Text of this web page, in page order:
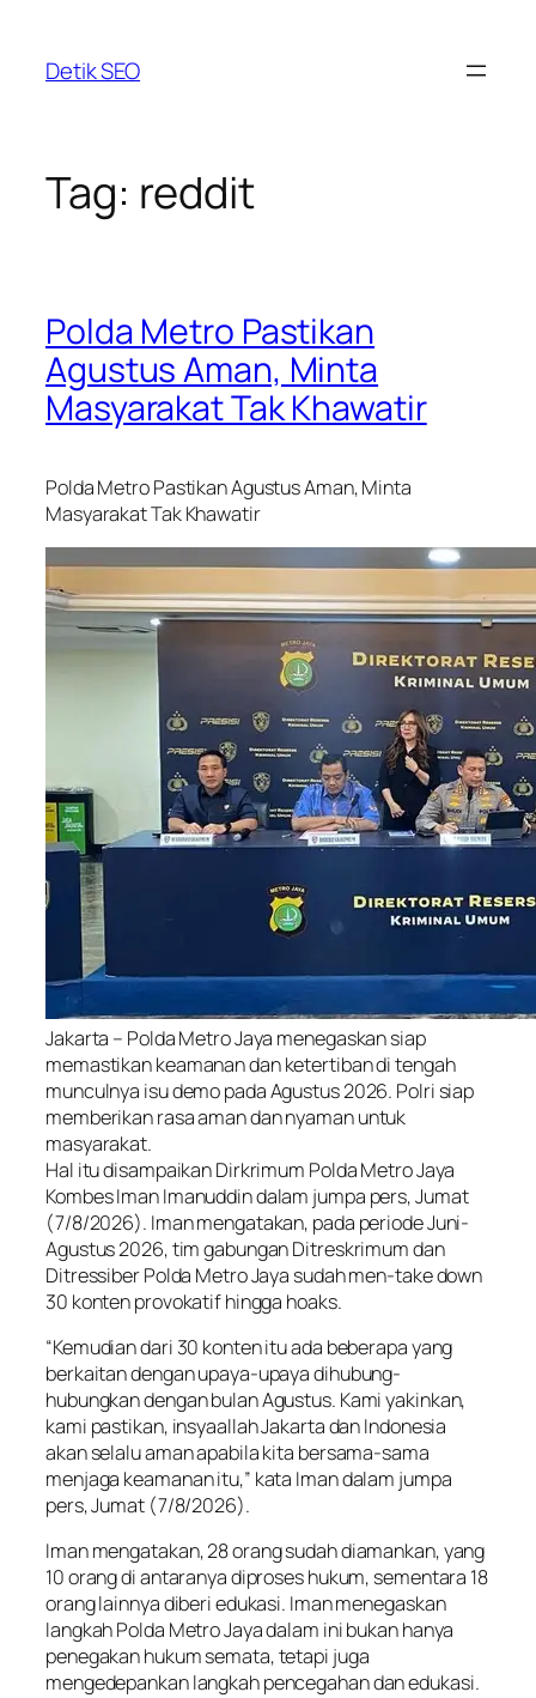
content
Detik SEO
Tag: reddit
Polda Metro Pastikan
Agustus Aman, Minta
Masyarakat Tak Khawatir
Polda Metro Pastikan Agustus Aman, Minta
Masyarakat Tak Khawatir
Jakarta – Polda Metro Jaya menegaskan siap
memastikan keamanan dan ketertiban di tengah
munculnya isu demo pada Agustus 2026. Polri siap
memberikan rasa aman dan nyaman untuk
masyarakat.
Hal itu disampaikan Dirkrimum Polda Metro Jaya
Kombes Iman Imanuddin dalam jumpa pers, Jumat
(7/8/2026). Iman mengatakan, pada periode Juni-
Agustus 2026, tim gabungan Ditreskrimum dan
Ditressiber Polda Metro Jaya sudah men-take down
30 konten provokatif hingga hoaks.
“Kemudian dari 30 konten itu ada beberapa yang
berkaitan dengan upaya-upaya dihubung-
hubungkan dengan bulan Agustus. Kami yakinkan,
kami pastikan, insyaallah Jakarta dan Indonesia
akan selalu aman apabila kita bersama-sama
menjaga keamanan itu,” kata Iman dalam jumpa
pers, Jumat (7/8/2026).
Iman mengatakan, 28 orang sudah diamankan, yang
10 orang di antaranya diproses hukum, sementara 18
orang lainnya diberi edukasi. Iman menegaskan
langkah Polda Metro Jaya dalam ini bukan hanya
penegakan hukum semata, tetapi juga
mengedepankan langkah pencegahan dan edukasi.